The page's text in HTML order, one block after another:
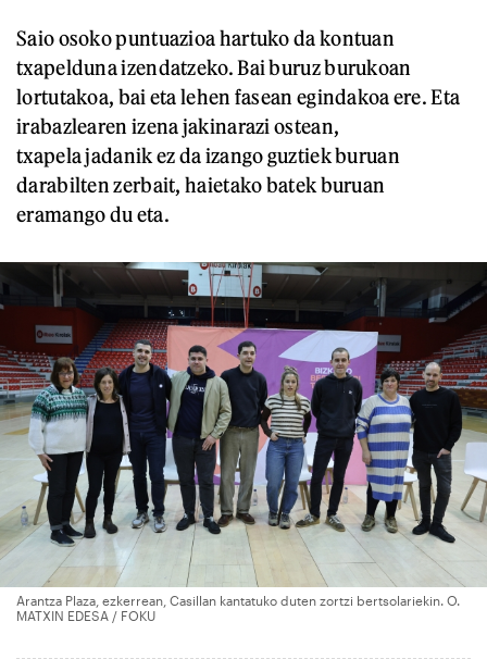
Saio osoko puntuazioa hartuko da kontuan
txapelduna izendatzeko. Bai buruz burukoan
lortutakoa, bai eta lehen fasean egindakoa ere. Eta
irabazlearen izena jakinarazi ostean,
txapela jadanik ez da izango guztiek buruan
darabilten zerbait, haietako batek buruan
eramango du eta.
Arantza Plaza, ezkerrean, Casillan kantatuko duten zortzi bertsolariekin. O.
MATXIN EDESA / FOKU